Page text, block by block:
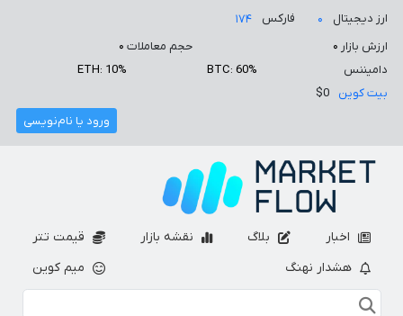
ارز دیجیتال ۰ فارکس
۱۷۴
ارزش بازار ۰ حجم معاملات ۰
دامیننس
BTC: 60%
ETH: 10%
بیت کوین
$0
ورود یا نام‌نویسی
اخبار بلاگ نقشه بازار
قیمت تتر
هشدار نهنگ
میم کوین